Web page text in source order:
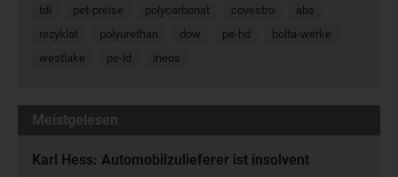
tdi
pet-preise polycarbonat covestro
abs
rezyklat
polyurethan dow pe-hd
bolta-werke
westlake
pe-ld ineos
Meistgelesen
Karl Hess: Automobilzulieferer ist insolvent